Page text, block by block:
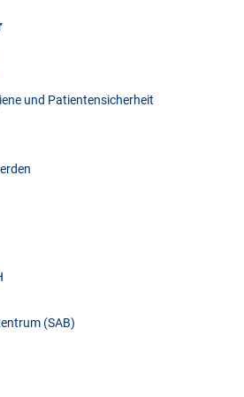
und Patientensicherheit
(SAB)